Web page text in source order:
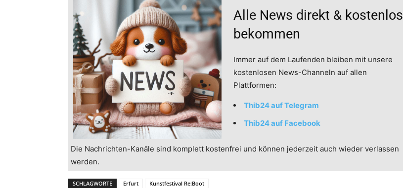
Alle News direkt & kostenlos
bekommen
Immer auf dem Laufenden bleiben mit unsere
kostenlosen News-Channeln auf allen
Plattformen:
Thib24 auf Telegram
Thib24 auf Facebook
Die Nachrichten-Kanäle sind komplett kostenfrei und können jederzeit auch wieder verlassen
werden.
SCHLAGWORTE Erfurt Kunstfestival Re:Boot